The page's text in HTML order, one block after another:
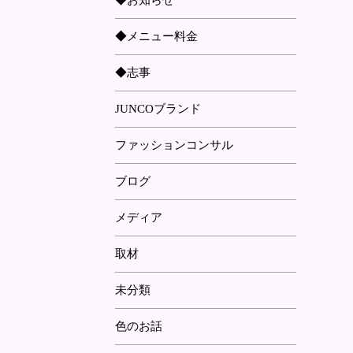
◆メニュー料金
◆志事
JUNCOブランド
ファッションコンサル
ブログ
メディア
取材
未分類
色のお話